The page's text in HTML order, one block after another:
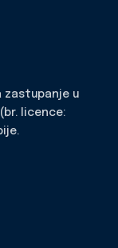
zastupanje u
licence: